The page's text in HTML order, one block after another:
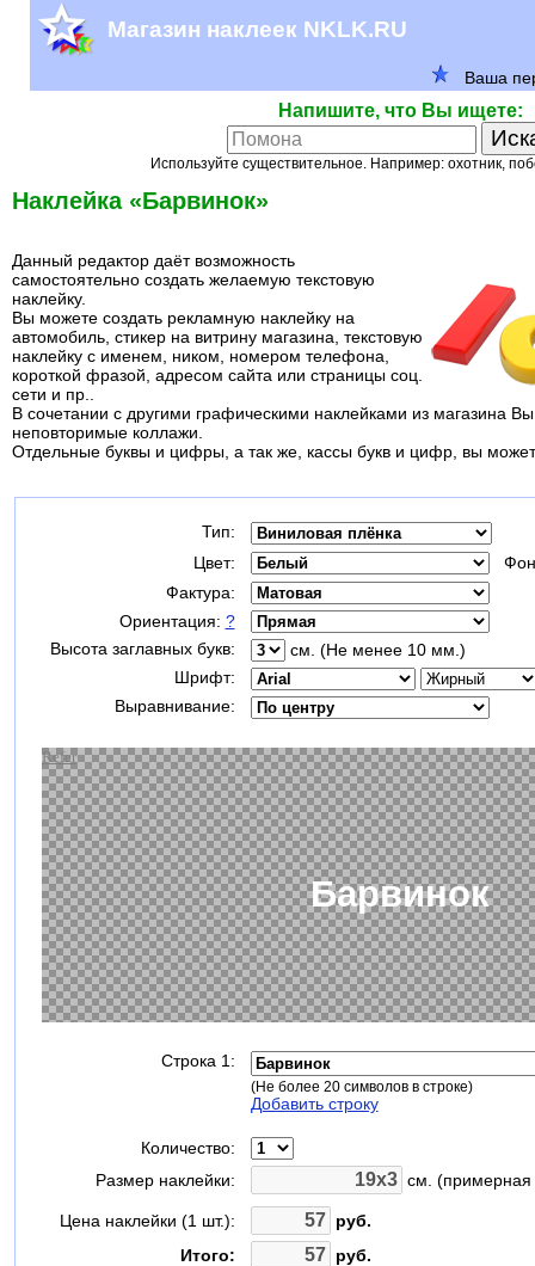
Магазин наклеек NKLK.RU
Напишите, что Вы ищете:
Используйте существительное. Например: охотник,
Наклейка «Барвинок»
Данный редактор даёт возможность
самостоятельно создать желаемую текстовую
наклейку.
Вы можете создать рекламную наклейку на
автомобиль, стикер на витрину магазина, текстовую
наклейку с именем, ником, номером телефона,
короткой фразой, адресом сайта или страницы соц.
сети и пр..
В сочетании с другими графическими наклейками из магазина
неповторимые коллажи.
Отдельные буквы и цифры, а так же, кассы букв и цифр, вы
Тип:
Цвет:
Фактура:
Ориентация: ?
Высота заглавных букв:
см. (Не менее 10 мм.)
Шрифт:
Выравнивание:
Строка 1:
(Не более 20 символов в строке)
Добавить строку
Количество:
Размер наклейки:
см. (примерная
Цена наклейки (1 шт.):
руб.
Итого:
руб.